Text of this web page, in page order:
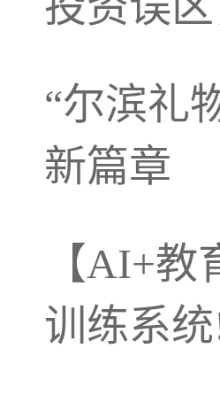
“尔滨礼
新篇章
【AI+
训练系